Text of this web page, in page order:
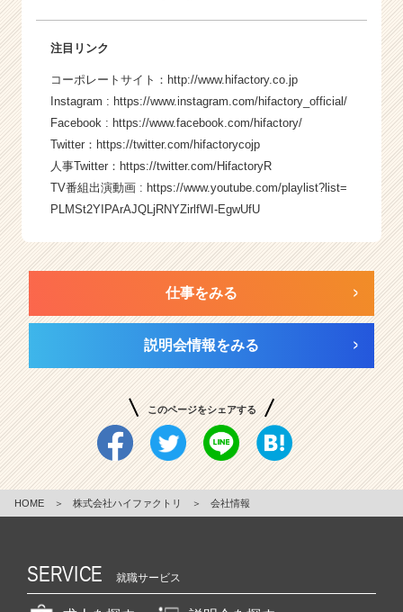
注目リンク
コーポレートサイト： http://www.hifactory.co.jp
Instagram : https://www.instagram.com/hifactory_official/
Facebook : https://www.facebook.com/hifactory/
Twitter： https://twitter.com/hifactorycojp
人事Twitter： https://twitter.com/HifactoryR
TV番組出演動画 : https://www.youtube.com/playlist?list=
PLMSt2YIPArAJQLjRNYZirlfWI-EgwUfU
仕事をみる
説明会情報をみる
このページをシェアする
HOME ＞ 株式会社ハイファクトリ ＞ 会社情報
SERVICE 就職サービス